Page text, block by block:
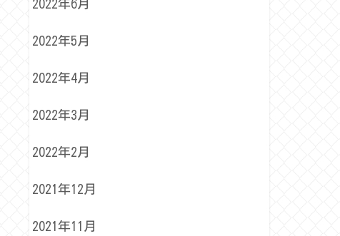
2022年6月
2022年5月
2022年4月
2022年3月
2022年2月
2021年12月
2021年11月